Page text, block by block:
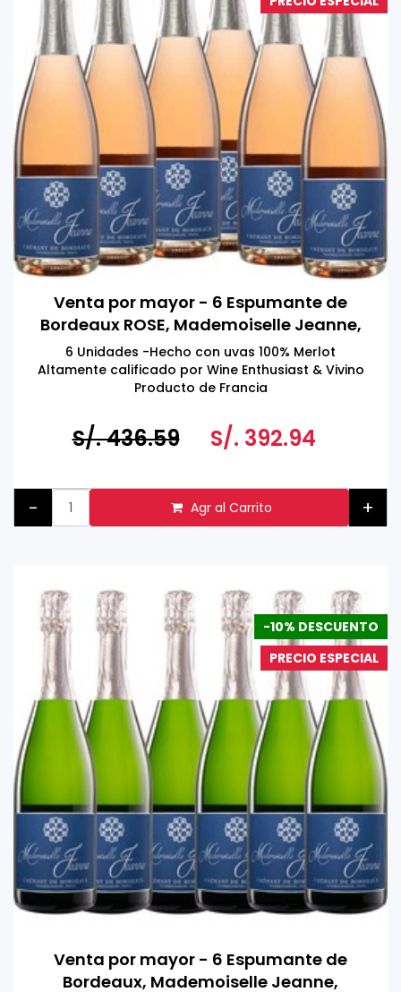
Venta por mayor - 6 Espumante de
Bordeaux ROSE, Mademoiselle Jeanne,
Francia 750 ml
6 Unidades -Hecho con uvas 100% Merlot
Altamente calificado por Wine Enthusiast & Vivino
Producto de Francia
Prohibida su venta a menores de 18 años
S/. 436.59 S/. 392.94
- Agr al Carrito +
-10% DESCUENTO
PRECIO ESPECIAL
Venta por mayor - 6 Espumante de
Bordeaux, Mademoiselle Jeanne,